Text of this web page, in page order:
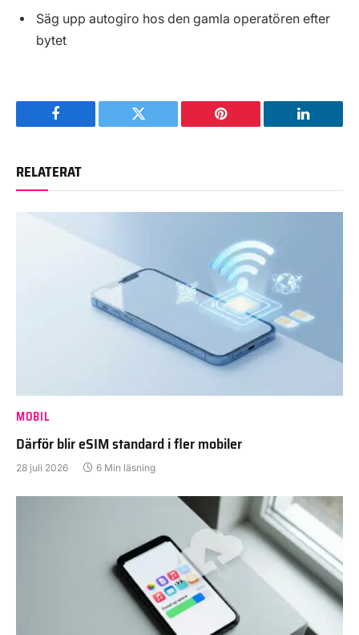
Säg upp autogiro hos den gamla operatören efter
bytet
Facebook Twitter Pinterest LinkedIn
RELATERAT
MOBIL
Därför blir eSIM standard i fler mobiler
28 juli 2026 6 Min läsning